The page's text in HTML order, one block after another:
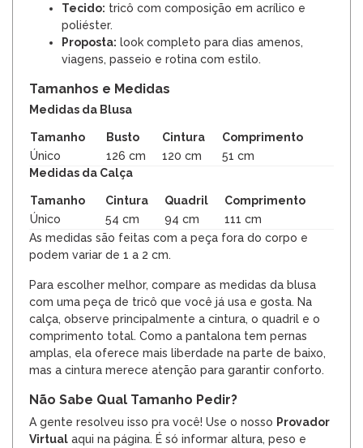
Tecido: tricô com composição em acrílico e
poliéster.
Proposta: look completo para dias amenos,
viagens, passeio e rotina com estilo.
Tamanhos e Medidas
Medidas da Blusa
Tamanho Busto Cintura
Comprimento
Único
126 cm 120 cm
51 cm
Medidas da Calça
Tamanho Cintura Quadril
Comprimento
Único
54 cm 94 cm
111 cm
As medidas são feitas com a peça fora do corpo e
podem variar de 1 a 2 cm.
Para escolher melhor, compare as medidas da blusa
com uma peça de tricô que você já usa e gosta. Na
calça, observe principalmente a cintura, o quadril e o
comprimento total. Como a pantalona tem pernas
amplas, ela oferece mais liberdade na parte de baixo,
mas a cintura merece atenção para garantir conforto.
Não Sabe Qual Tamanho Pedir?
A gente resolveu isso pra você! Use o nosso Provador
Virtual aqui na página. É só informar altura, peso e